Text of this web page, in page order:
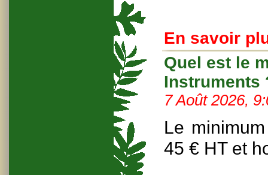
En savoir
Quel est le
Instruments
7 Août 2026,
Le
45 € HT et